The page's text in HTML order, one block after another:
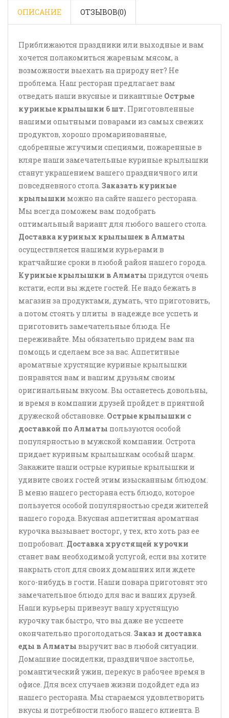
ОПИСАНИЕ ОТЗЫВОВ(0)
Приближаются праздники или выходные и вам
хочется полакомиться жареным мясом, а
возможности выехать на природу нет? Не
проблема. Наш ресторан предлагает вам
отведать наши вкусные и пикантные Острые
куриные крылышки 6 шт. Приготовленные
нашими опытными поварами из самых свежих
продуктов, хорошо промаринованные,
сдобренные жгучими специями, пожаренные в
кляре наши замечательные куриные крылышки
станут украшением вашего праздничного или
повседневного стола. Заказать куриные
крылышки можно на сайте нашего ресторана.
Мы всегда поможем вам подобрать
оптимальный вариант для любого вашего стола.
Доставка куриных крылышек в Алматы
осуществляется нашими курьерами в
кратчайшие сроки в любой район нашего города.
Куриные крылышки в Алматы придутся очень
кстати, если вы ждете гостей. Не надо бежать в
магазин за продуктами, думать, что приготовить,
а потом стоять у плиты в надежде все успеть и
приготовить замечательные блюда. Не
переживайте. Мы обязательно придем вам на
помощь и сделаем все за вас. Аппетитные
ароматные хрустящие куриные крылышки
понравятся вам и вашим друзьям своим
оригинальным вкусом. Вы останетесь довольны,
и время в компании друзей пройдет в приятной
дружеской обстановке. Острые крылышки с
доставкой по Алматы пользуются особой
популярностью в мужской компании. Острота
придает куриным крылышкам особый шарм.
Закажите наши острые куриные крылышки и
удивите своих гостей этим изысканным блюдом.
В меню нашего ресторана есть блюдо, которое
пользуется особой популярностью среди жителей
нашего города. Вкусная аппетитная ароматная
курочка вызывает восторг, у тех, кто хоть раз ее
попробовал. Доставка хрустящей курочки
станет вам необходимой услугой, если вы хотите
накрыть стол для своих домашних или ждете
кого-нибудь в гости. Наши повара приготовят это
замечательное блюдо для вас и ваших друзей.
Наши курьеры привезут вашу хрустящую
курочку так быстро, что вы даже не успеете
окончательно проголодаться. Заказ и доставка
еды в Алматы выручит вас в любой ситуации.
Домашние посиделки, праздничное застолье,
романтический ужин, перекус в рабочее время в
офисе. Для всех случаев жизни подойдет еда из
нашего ресторана. Мы стараемся удовлетворить
вкусы и потребности любого нашего клиента. В